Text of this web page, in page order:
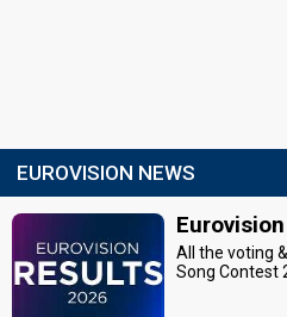
EUROVISION NEWS
All the voting
Song Contest